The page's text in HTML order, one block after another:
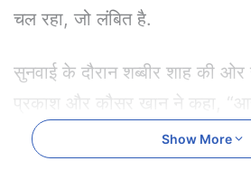
चल रहा, जो लंबित है.
सुनवाई के दौरान शब्बीर शाह की
प्रकाश और कौसर खान ने कहा,
धाराओं के तहत मामला चल रहा है
हिरासत की अवधि जेल में गुजार चुका
Show More